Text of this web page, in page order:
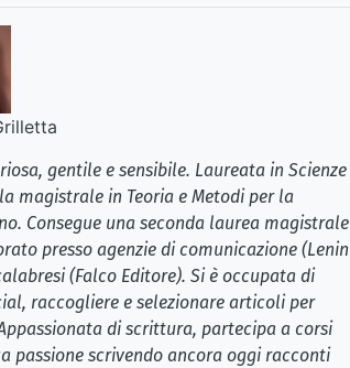
gentile e sensibile. Laureata in Scienze
magistrale in Teoria e Metodi per la
Consegue una seconda laurea magistrale
presso agenzie di comunicazione (Lenin
(Falco Editore). Si è occupata di
raccogliere e selezionare articoli per
di scrittura, partecipa a corsi
passione scrivendo ancora oggi racconti